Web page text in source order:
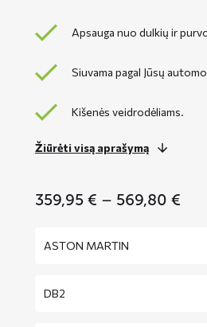
Apsauga nuo dulkių ir
Siuvama pagal Jūsų
Kišenės veidrodėliams.
Žiūrėti visą aprašymą
359,95 € – 569,80 €